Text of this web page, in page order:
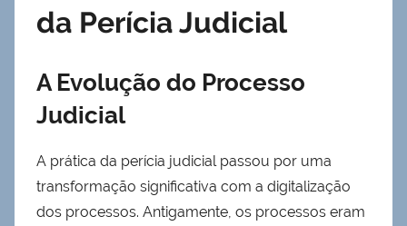
da Perícia Judicial
A Evolução do Processo
Judicial
A prática da perícia judicial passou por uma
transformação significativa com a digitalização
dos processos. Antigamente, os processos eram